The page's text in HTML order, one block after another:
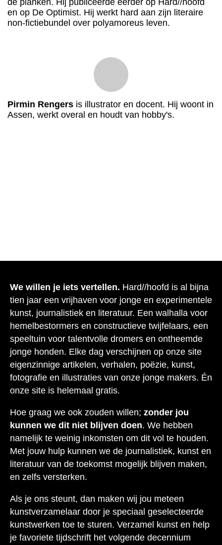
de planken. Hij publiceerde eerder op Hard//hoofd
en op De Optimist. Hij werkt hard aan zijn literaire
non-fictiebundel over polyamoreus leven.
Pirmin Rengers is illustrator en docent. Hij woont in
Assen, werkt overal en houdt van hobby's.
We willen je iets vertellen. Hard//hoofd is al bijna
tien jaar een vrijhaven voor jonge en experimentele
kunst, journalistiek en literatuur. Een walhalla voor
hemelbestormers en constructieve twijfelaars, een
speeltuin voor talentvolle dromers en ontheemde
jonge honden. Elke dag verschijnen op onze site
eigenzinnige artikelen, verhalen, poëzie, kunst,
fotografie en illustraties van onze jonge makers. Én
onze site is helemaal gratis.
Hoe graag we ook zouden willen; zonder jou
kunnen we dit niet blijven doen. We hebben
namelijk te weinig inkomsten om dit vol te houden.
Met jouw hulp kunnen we de journalistiek, kunst en
literatuur van de toekomst mogelijk blijven maken,
en zelfs versterken.
Als je ons steunt, dan maken wij jou meteen
kunstverzamelaar door je speciaal geselecteerde
kunstwerken toe te sturen. Verzamel kunst en help
je favoriete tijdschrift het volgende decennium